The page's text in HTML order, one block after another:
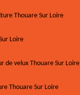
Thouare Sur Loire
Loire
de velux Thouare Sur Loire
Thouare Sur Loire